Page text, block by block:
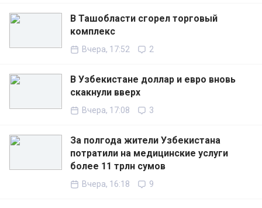
В Ташобласти сгорел торговый
комплекс
Вчера, 17:52 2
В Узбекистане доллар и евро вновь
скакнули вверх
Вчера, 17:08 3
За полгода жители Узбекистана
потратили на медицинские услуги
более 11 трлн сумов
Вчера, 16:18 9